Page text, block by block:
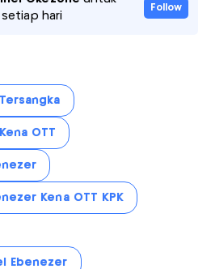
hari
Follow
OTT
Kena OTT KPK
Ebenezer